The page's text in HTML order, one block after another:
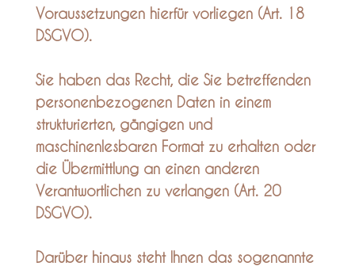
Voraussetzungen hierfür vorliegen (Art. 18
DSGVO).
Sie haben das Recht, die Sie betreffenden
personenbezogenen Daten in einem
strukturierten, gängigen und
maschinenlesbaren Format zu erhalten oder
die Übermittlung an einen anderen
Verantwortlichen zu verlangen (Art. 20
DSGVO).
Darüber hinaus steht Ihnen das sogenannte